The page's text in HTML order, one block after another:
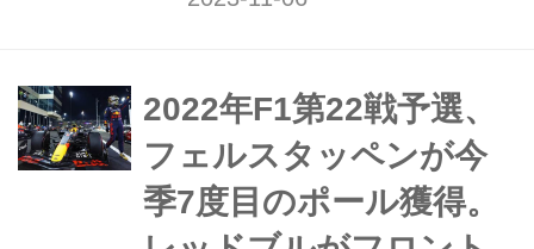
ン・ハートレー/平川亮)が今季2勝目を
挙げて2年連続でのドライバーズチャ
ンピオンを獲得...
2022年F1第22戦予選、
フェルスタッペンが今
季7度目のポール獲得。